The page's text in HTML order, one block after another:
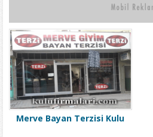
Merve Bayan Terzisi Kulu